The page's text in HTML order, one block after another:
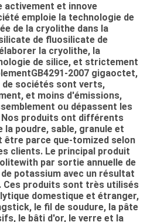
activement et innove
emploie la technologie de
de la cryolithe dans la
de fluosilicate de
la cryolithe, la
de silice, et strictement
2007 gigaoctet,
sociétés sont verts,
et moins d'émissions,
ou dépassent les
produits ont différents
poudre, sable, granule et
être parce que-tomized selon
clients. Le principal produit
par sortie annuelle de
potassium avec un résultat
Ces produits sont très utilisés
domestique et étranger,
le fil de soudure, la pâte
le bâti d'or, le verre et la